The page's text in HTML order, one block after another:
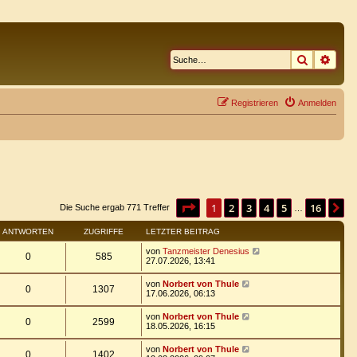
Suche
Anmelden
Registrieren
Die Suche ergab 771 Treffer Seite von16
1 2 3 4 5 16
ANTWORTEN ZUGRIFFE LETZTER BEITRAG
0 585 von Tanzmeister Denesius
27.07.2026, 13:41
0 1307 von Norbert von Thule
17.06.2026, 06:13
0 2599 von Norbert von Thule
18.05.2026, 16:15
0 1402 von Norbert von Thule